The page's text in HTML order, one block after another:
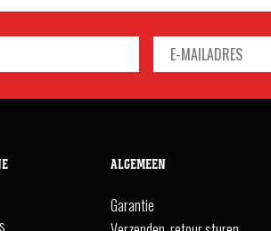
ALGEMEEN
Garantie